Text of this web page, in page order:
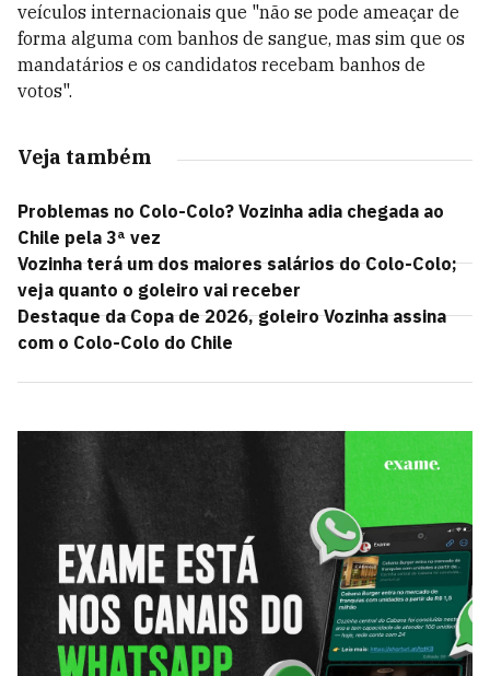
veículos internacionais que "não se pode ameaçar de
forma alguma com banhos de sangue, mas sim que os
mandatários e os candidatos recebam banhos de
votos".
Veja também
Problemas no Colo-Colo? Vozinha adia chegada ao
Chile pela 3ª vez
Vozinha terá um dos maiores salários do Colo-Colo;
veja quanto o goleiro vai receber
Destaque da Copa de 2026, goleiro Vozinha assina
com o Colo-Colo do Chile